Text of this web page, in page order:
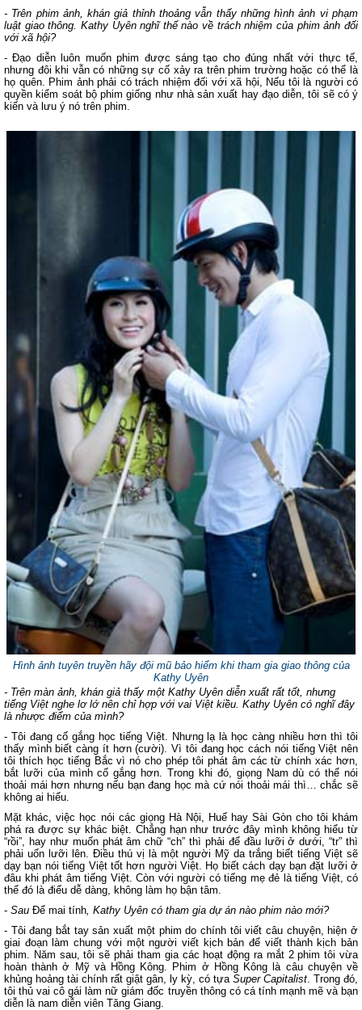
- Trên phim ảnh, khán giả thỉnh thoảng vẫn thấy những hình ảnh vi phạm
luật giao thông. Kathy Uyên nghĩ thế nào về trách nhiệm của phim ảnh đối
với xã hội?
- Đạo diễn luôn muốn phim được sáng tạo cho đúng nhất với thực tế,
nhưng đôi khi vẫn có những sự cố xảy ra trên phim trường hoặc có thể là
họ quên. Phim ảnh phải có trách nhiệm đối với xã hội, Nếu tôi là người có
quyền kiểm soát bộ phim giống như nhà sản xuất hay đạo diễn, tôi sẽ có ý
kiến và lưu ý nó trên phim.
Hình ảnh tuyên truyền hãy đội mũ bảo hiểm khi tham gia giao thông của
Kathy Uyên
- Trên màn ảnh, khán giả thấy một Kathy Uyên diễn xuất rất tốt, nhưng
tiếng Việt nghe lơ lớ nên chỉ hợp với vai Việt kiều. Kathy Uyên có nghĩ đây
là nhược điểm của mình?
- Tôi đang cố gắng học tiếng Việt. Nhưng lạ là học càng nhiều hơn thì tôi
thấy mình biết càng ít hơn (cười). Vì tôi đang học cách nói tiếng Việt nên
tôi thích học tiếng Bắc vì nó cho phép tôi phát âm các từ chính xác hơn,
bắt lưỡi của mình cố gắng hơn. Trong khi đó, giọng Nam dù có thể nói
thoải mái hơn nhưng nếu bạn đang học mà cứ nói thoải mái thì… chắc sẽ
không ai hiểu.
Mặt khác, việc học nói các giọng Hà Nội, Huế hay Sài Gòn cho tôi khám
phá ra được sự khác biệt. Chẳng hạn như trước đây mình không hiểu từ
“rồi”, hay như muốn phát âm chữ “ch” thì phải để đầu lưỡi ở dưới, “tr” thì
phải uốn lưỡi lên. Điều thú vị là một người Mỹ da trắng biết tiếng Việt sẽ
dạy bạn nói tiếng Việt tốt hơn người Việt. Họ biết cách dạy bạn đặt lưỡi ở
đâu khi phát âm tiếng Việt. Còn với người có tiếng mẹ đẻ là tiếng Việt, có
thể đó là điểu dễ dàng, không làm họ bận tâm.
- Sau Để mai tính, Kathy Uyên có tham gia dự án nào phim nào mới?
- Tôi đang bắt tay sản xuất một phim do chính tôi viết câu chuyện, hiện ở
giai đoạn làm chung với một người viết kịch bản để viết thành kịch bản
phim. Năm sau, tôi sẽ phải tham gia các hoạt động ra mắt 2 phim tôi vừa
hoàn thành ở Mỹ và Hồng Kông. Phim ở Hồng Kông là câu chuyện về
khủng hoảng tài chính rất giật gân, ly kỳ, có tựa Super Capitalist. Trong đó,
tôi thủ vai cô gái làm nữ giám đốc truyền thông có cá tính mạnh mẽ và bạn
diễn là nam diễn viên Tăng Giang.